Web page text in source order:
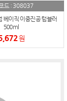
드 : 308037
베이직 이중진공 텀블러
500ml
원